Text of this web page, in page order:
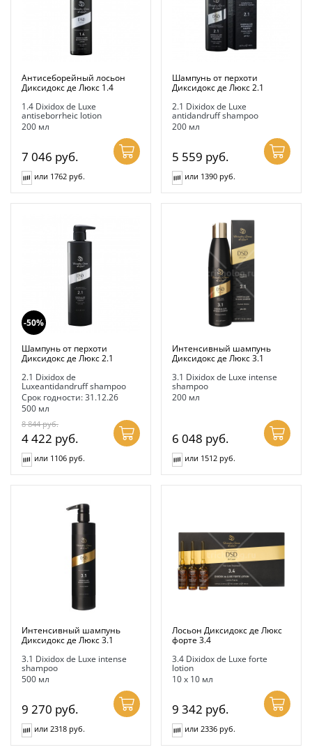
Антисеборейный лосьон
Диксидокс де Люкс 1.4
1.4 Dixidox de Luxe
antiseborrheic lotion
200 мл
7 046 руб.
или 1762 руб.
Шампунь от перхоти
Диксидокс де Люкс 2.1
2.1 Dixidox de Luxe
antidandruff shampoo
200 мл
5 559 руб.
или 1390 руб.
-50%
Шампунь от перхоти
Диксидокс де Люкс 2.1
2.1 Dixidox de
Luxeantidandruff shampoo
Срок годности: 31.12.26
500 мл
8 844руб.
4 422 руб.
или 1106 руб.
Интенсивный шампунь
Диксидокс де Люкс 3.1
3.1 Dixidox de Luxe intense
shampoo
200 мл
6 048 руб.
или 1512 руб.
Интенсивный шампунь
Диксидокс де Люкс 3.1
3.1 Dixidox de Luxe intense
shampoo
500 мл
9 270 руб.
или 2318 руб.
Лосьон Диксидокс де Люкс
форте 3.4
3.4 Dixidox de Luxe forte
lotion
10 х 10 мл
9 342 руб.
или 2336 руб.